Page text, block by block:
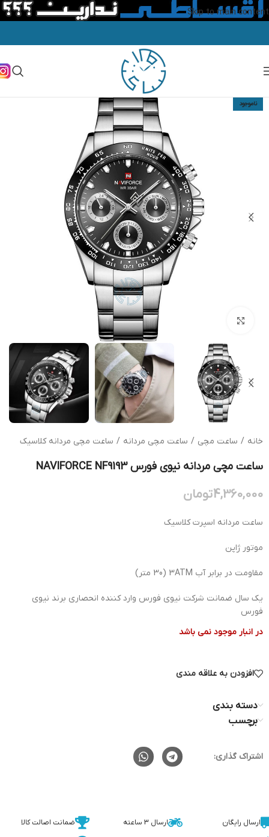
Skip to main content
ناموجود
خانه / ساعت مچی / ساعت مچی مردانه / ساعت مچی مردانه کلاسیک
ساعت مچی مردانه نیوی فورس NAVIFORCE NF9193
4,360,000تومان
ساعت مردانه اسپرت کلاسیک
موتور ژاپن
مقاومت در برابر آب 3ATM (30 متر)
یک سال ضمانت شرکت نیوی فورس وارد کننده انحصاری برند نیوی
فورس
در انبار موجود نمی باشد
افزودن به علاقه مندی
دسته بندی
برچسب
اشتراک گذاری:
ارسال رایگان ارسال 3 ساعته ضمانت اصالت کالا